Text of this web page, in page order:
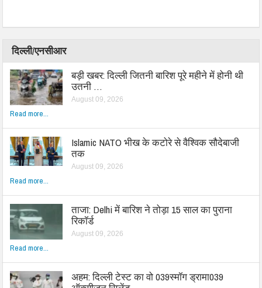
दिल्ली/एनसीआर
बड़ी खबर: दिल्ली जितनी बारिश पूरे महीने में होनी थी
उतनी …
August 09, 2026
Read more...
Islamic NATO भीख के कटोरे से वैश्विक सौदेबाजी
तक
August 09, 2026
Read more...
ताजा: Delhi में बारिश ने तोड़ा 15 साल का पुराना
रिकॉर्ड
August 09, 2026
Read more...
अहम: दिल्ली टेस्ट का वो 039स्मॉग ड्रामा039